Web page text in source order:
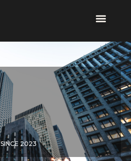
SINCE 2023